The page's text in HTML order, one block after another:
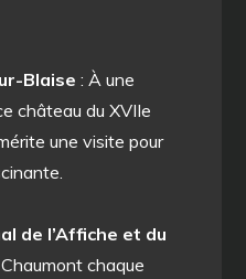
Blaise : À une
château du XVIIe
une visite pour
de l’Affiche et du
chaque